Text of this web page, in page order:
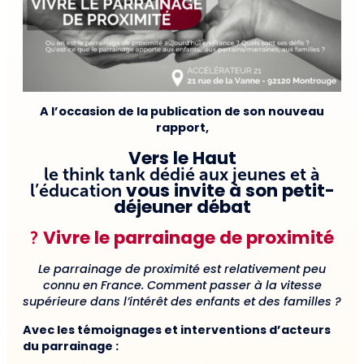
A l’occasion de la publication de son nouveau
rapport,
Vers le Haut
le think tank dédié aux jeunes et à
l’éducation vous invite àson petit-
déjeuner débat
? Vivre le parrainage de proximité
Le parrainage de proximité est relativement peu
connu en France. Comment passer à la vitesse
supérieure dans l’intérêt des enfants et des familles ?
Avec les témoignages et interventions d’acteurs
du parrainage :